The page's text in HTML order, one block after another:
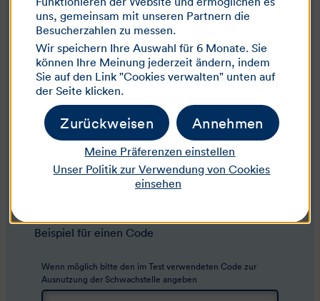
Technische Beschreibung *
Geben Sie die Schritte und Tools an, die die Schwachstelle
erkannt haben, und geben Sie die Ergebnisse so detailliert
wie möglich an
Beispiel für einen Code
Wenn möglich bitte den im Test verwendeten Code zur
Ausnutzung der Schwachstelle angeben
uns, gemeinsam mit unseren Partnern die
Besucherzahlen zu messen.
Wir speichern Ihre Auswahl für 6 Monate. Sie
können Ihre Meinung jederzeit ändern, indem
Sie auf den Link "Cookies verwalten" unten auf
der Seite klicken.
Annehmen
Zurückweisen
Meine Präferenzen einstellen
Unser Politik zur Verwendung vonCookies
einsehen